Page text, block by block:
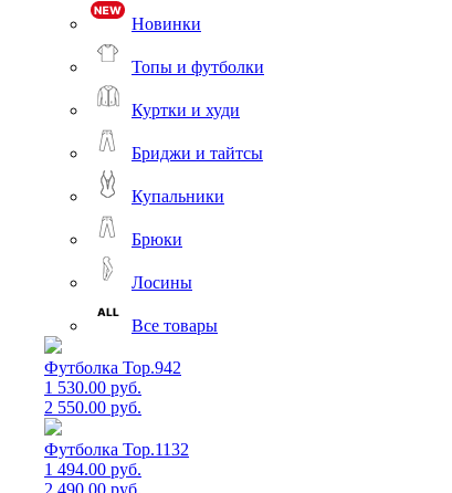
Новинки
Топы и футболки
Куртки и худи
Бриджи и тайтсы
Купальники
Брюки
Лосины
Все товары
Футболка Top.942
1 530.00 руб.
2 550.00 руб.
Футболка Top.1132
1 494.00 руб.